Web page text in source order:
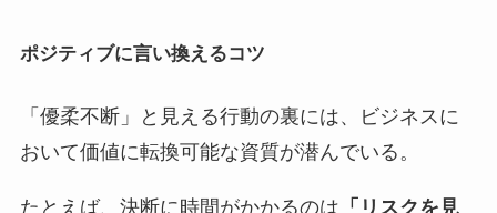
ポジティブに言い換えるコツ
「優柔不断」と見える行動の裏には、ビジネスに
おいて価値に転換可能な資質が潜んでいる。
たとえば、決断に時間がかかるのは 「リスクを見